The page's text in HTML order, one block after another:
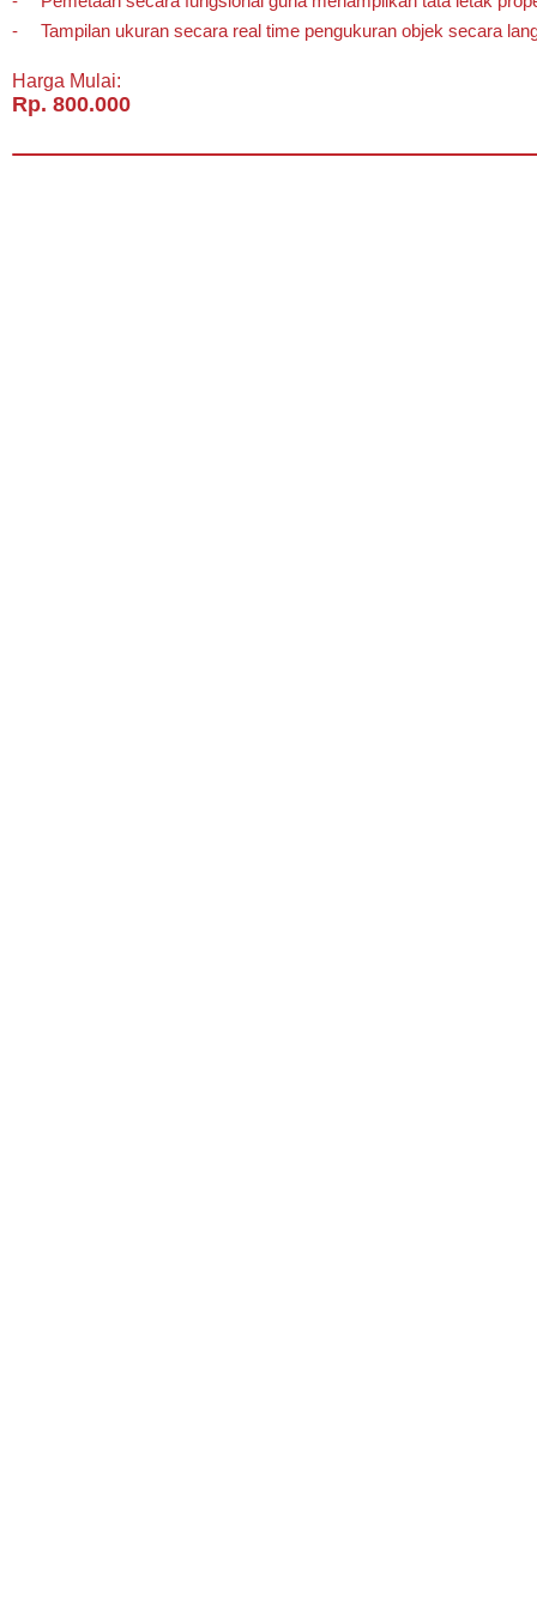
Tampilan ukuran secara real time pengukuran objek secara
Harga Mulai:
Rp. 800.000